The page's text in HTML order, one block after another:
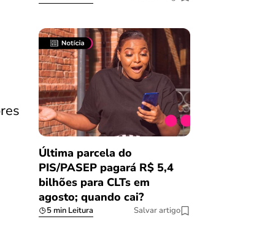
Última parcela do
PIS/PASEP pagará R$ 5,4
bilhões para CLTs em
agosto; quando cai?
5 min Leitura Salvar artigo